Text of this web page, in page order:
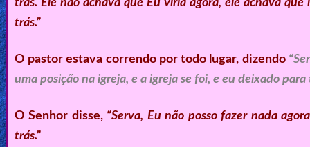
trás.”
O pastor estava correndo por todo lugar, dizendo
uma posição na igreja, e a igreja se foi, e eu deixado
O Senhor disse, “Serva, Eu não posso fazer nada
trás.”